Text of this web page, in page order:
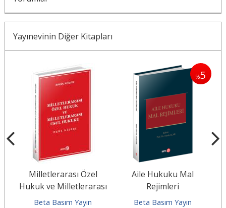
Yayınevinin Diğer Kitapları
Milletlerarası Özel
Hukuk ve Milletlerarası
Usul Hukuku Ders
Beta Basım Yayın
%5
Aile Hukuku Mal
Rejimleri
Beta Basım Yayın